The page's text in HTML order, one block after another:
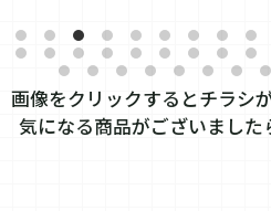
画像をクリックするとチラシ
気になる商品がございました